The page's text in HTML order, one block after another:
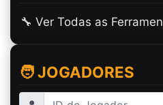
🔧 Ver Todas as
🧑 JOGADORES